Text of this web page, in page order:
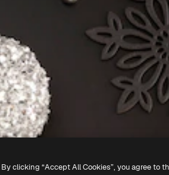
By clicking “Accept All Cookies”, you agree to